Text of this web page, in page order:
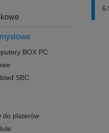
BOX PC
SBC
do platerów
6-